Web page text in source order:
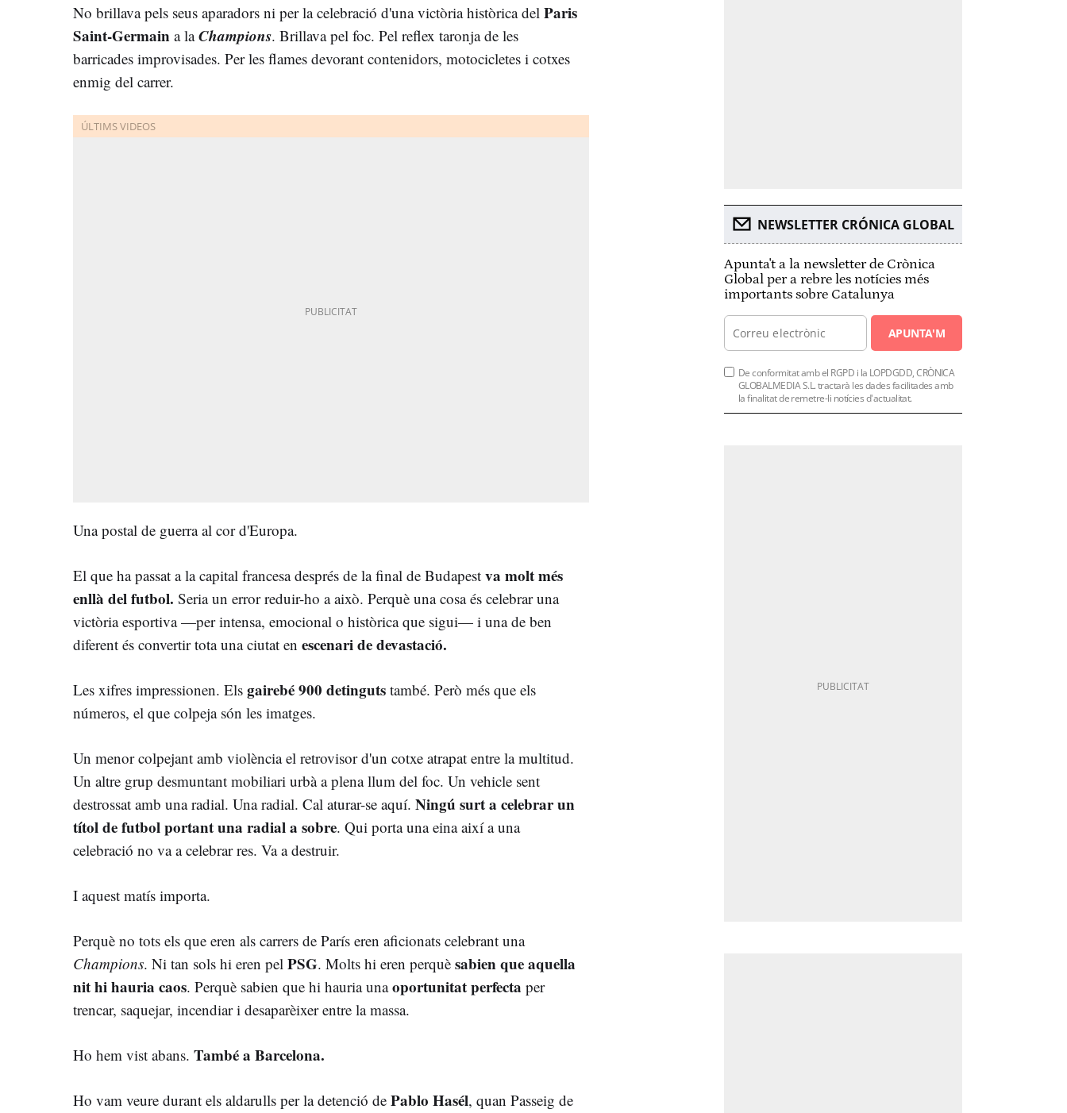
No brillava pels seus aparadors ni per la celebració d'una victòria històrica del Paris
Saint-Germain a laChampions. Brillava pel foc. Pel reflex taronja de les
barricades improvisades. Per les flames devorant contenidors, motocicletes i cotxes
enmig del carrer.
Una postal de guerra al cor d'Europa.
El que ha passat a la capital francesa després de la final de Budapest va molt més
enllà del futbol. Seria un error reduir-ho a això. Perquè una cosa és celebrar una
victòria esportiva —per intensa, emocional o històrica que sigui— i una de ben
diferent és convertir tota una ciutat en escenari de devastació.
Les xifres impressionen. Els gairebé 900 detinguts també. Però més que els
números, el que colpeja són les imatges.
Un menor colpejant amb violència el retrovisor d'un cotxe atrapat entre la multitud.
Un altre grup desmuntant mobiliari urbà a plena llum del foc. Un vehicle sent
destrossat amb una radial. Una radial. Cal aturar-se aquí. Ningú surt a celebrar un
títol de futbol portant una radial a sobre. Qui porta una eina així a una
celebració no va a celebrar res. Va a destruir.
I aquest matís importa.
Perquè no tots els que eren als carrers de París eren aficionats celebrant una
Champions. Ni tan sols hi eren pel PSG. Molts hi eren perquè sabien que aquella
nit hi hauria caos. Perquè sabien que hi hauria unaoportunitat perfecta per
trencar, saquejar, incendiar i desaparèixer entre la massa.
Ho hem vist abans. També a Barcelona.
Ho vam veure durant els aldarulls per la detenció de Pablo Hasél, quan Passeig de
NEWSLETTER CRÓNICA GLOBAL
Apunta't a la newsletter de Crònica
Global per a rebre les notícies més
importants sobre Catalunya
APUNTA'M
De conformitat amb el RGPD i la LOPDGDD, CRÒNICA
GLOBALMEDIA S.L. tractarà les dades facilitades amb
la finalitat de remetre-li notícies d'actualitat.